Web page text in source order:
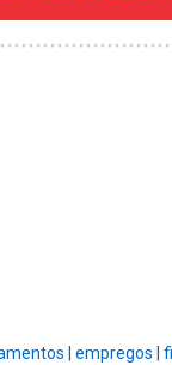
| empregos |